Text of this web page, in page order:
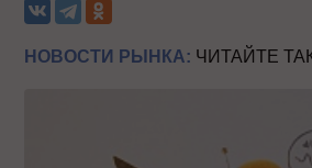
НОВОСТИ РЫНКА: ЧИТАЙТЕ